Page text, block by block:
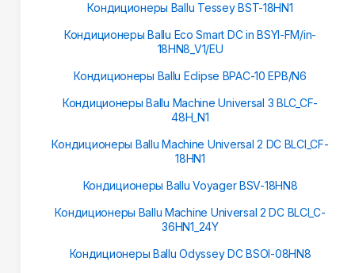
Кондиционеры Ballu Tessey BST-18HN1
Кондиционеры Ballu Eco Smart DC in BSYI-FM/in-
18HN8_V1/EU
Кондиционеры Ballu Eclipse BPAC-10 EPB/N6
Кондиционеры Ballu Machine Universal 3 BLC_CF-
48H_N1
Кондиционеры Ballu Machine Universal 2 DC BLCI_CF-
18HN1
Кондиционеры Ballu Voyager BSV-18HN8
Кондиционеры Ballu Machine Universal 2 DC BLCI_C-
36HN1_24Y
Кондиционеры Ballu Odyssey DC BSOI-08HN8